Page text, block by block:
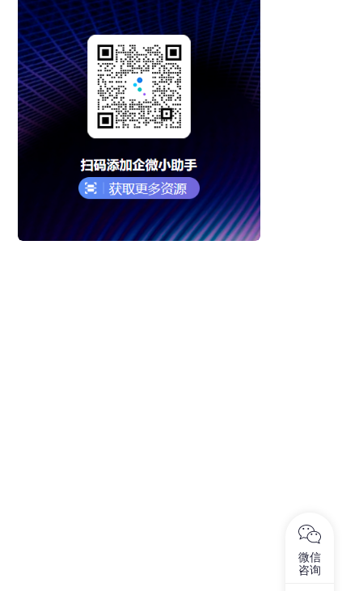
微信
咨询